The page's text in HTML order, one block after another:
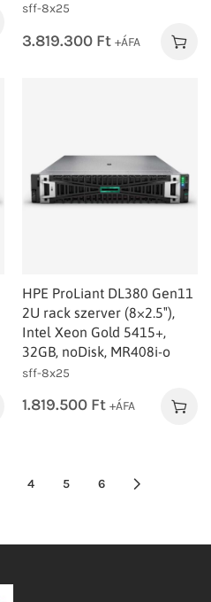
sff-8x25
3.819.300 Ft +ÁFA
HPE ProLiant DL380 Gen11
2U rack szerver (8×2.5″),
Intel Xeon Gold 5415+,
32GB, noDisk, MR408i-o
sff-8x25
1.819.500 Ft +ÁFA
4 5 6